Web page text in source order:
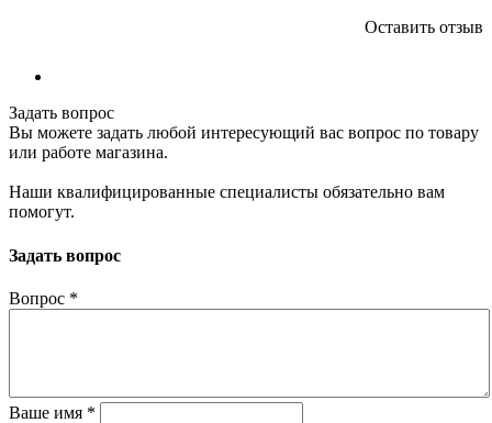
Оставить отзыв
Задать вопрос
Вы можете задать любой интересующий вас вопрос по товару
или работе магазина.
Наши квалифицированные специалисты обязательно вам
помогут.
Задать вопрос
Вопрос *
Ваше имя *